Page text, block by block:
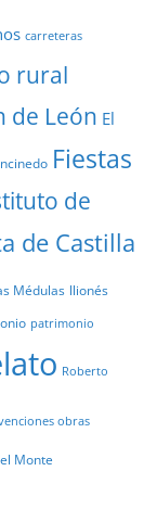
carreteras
rural
de León El
Fiestas
de
de Castilla
Médulas llionés
patrimonio
Roberto
obras
Monte